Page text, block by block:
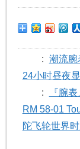
: 潮流腕
24小时昼夜
:
『腕
RM 58-01
陀飞轮世界